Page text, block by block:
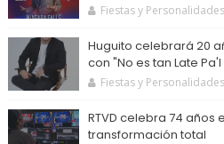
Fiestas y Personalidades
Huguito celebrará 20
con "No es tan Late Pa'l
Fiestas y Personalidades
RTVD celebra 74 años
transformación total